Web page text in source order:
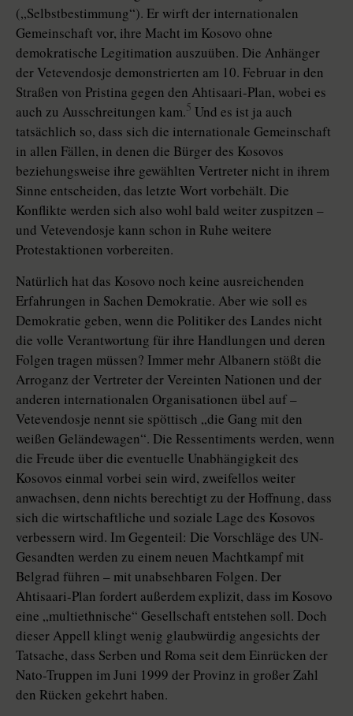
(„Selbstbestimmung“). Er wirft der internationalen
Gemeinschaft vor, ihre Macht im Kosovo ohne
demokratische Legitimation auszuüben. Die Anhänger
der Vetevendosje demonstrierten am 10. Februar in den
Straßen von Pristina gegen den Ahtisaari-Plan, wobei es
auch zu Ausschreitungen kam.5 Und es ist ja auch
tatsächlich so, dass sich die internationale Gemeinschaft
in allen Fällen, in denen die Bürger des Kosovos
beziehungsweise ihre gewählten Vertreter nicht in ihrem
Sinne entscheiden, das letzte Wort vorbehält. Die
Konflikte werden sich also wohl bald weiter zuspitzen –
und Vetevendosje kann schon in Ruhe weitere
Protestaktionen vorbereiten.
Natürlich hat das Kosovo noch keine ausreichenden
Erfahrungen in Sachen Demokratie. Aber wie soll es
Demokratie geben, wenn die Politiker des Landes nicht
die volle Verantwortung für ihre Handlungen und deren
Folgen tragen müssen? Immer mehr Albanern stößt die
Arroganz der Vertreter der Vereinten Nationen und der
anderen internationalen Organisationen übel auf –
Vetevendosje nennt sie spöttisch „die Gang mit den
weißen Geländewagen“. Die Ressentiments werden, wenn
die Freude über die eventuelle Unabhängigkeit des
Kosovos einmal vorbei sein wird, zweifellos weiter
anwachsen, denn nichts berechtigt zu der Hoffnung, dass
sich die wirtschaftliche und soziale Lage des Kosovos
verbessern wird. Im Gegenteil: Die Vorschläge des UN-
Gesandten werden zu einem neuen Machtkampf mit
Belgrad führen – mit unabsehbaren Folgen. Der
Ahtisaari-Plan fordert außerdem explizit, dass im Kosovo
eine „multiethnische“ Gesellschaft entstehen soll. Doch
dieser Appell klingt wenig glaubwürdig angesichts der
Tatsache, dass Serben und Roma seit dem Einrücken der
Nato-Truppen im Juni 1999 der Provinz in großer Zahl
den Rücken gekehrt haben.